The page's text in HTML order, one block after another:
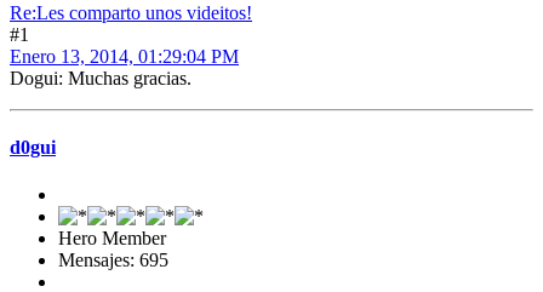
Re:Les comparto unos videitos!
#1
Enero 13, 2014, 01:29:04 PM
Dogui: Muchas gracias.
d0gui
Hero Member
Mensajes: 695